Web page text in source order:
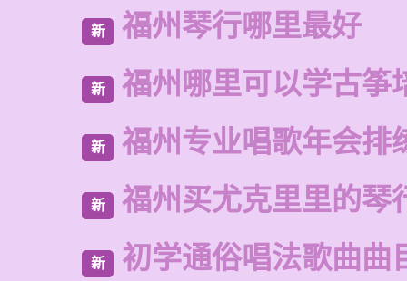
新 福州琴行哪里最好
新 福州哪里可以学古筝
新 福州专业唱歌年会排
新 福州买尤克里里的琴
新 初学通俗唱法歌曲曲